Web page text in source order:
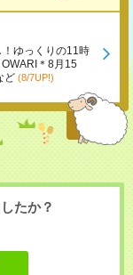
！ゆっくりの11時
＊8月15
ど (8/7UP!)
たか？